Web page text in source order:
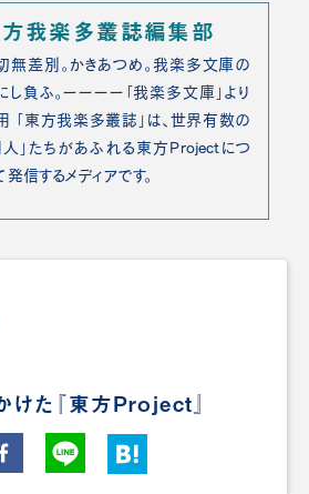
我楽多叢誌編集部
無差別。かきあつめ。我楽多文庫の
し負ふ。ーーーー「我楽多文庫」より
「東方我楽多叢誌」は、世界有数の
人」たちがあふれる東方Projectにつ
発信するメディアです。
けた『東方Project』